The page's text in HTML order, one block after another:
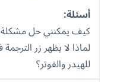
أسئلة:
كيف يمكنني حل مشكلة Error 500 عند تفعيل WPML؟
للهيدر والفوتر؟